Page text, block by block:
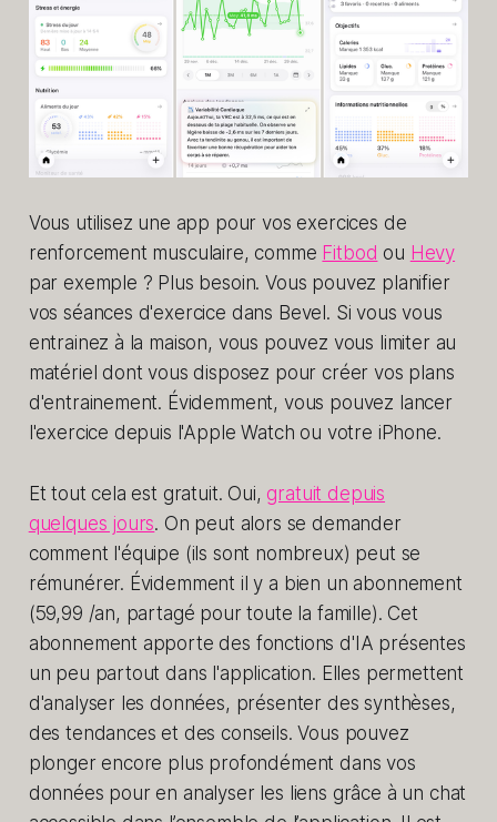
Vous utilisez une app pour vos exercices de
renforcement musculaire, comme Fitbod ou Hevy
par exemple ? Plus besoin. Vous pouvez planifier
vos séances d'exercice dans Bevel. Si vous vous
entrainez à la maison, vous pouvez vous limiter au
matériel dont vous disposez pour créer vos plans
d'entrainement. Évidemment, vous pouvez lancer
l'exercice depuis l'Apple Watch ou votre iPhone.
Et tout cela est gratuit. Oui, gratuit depuis
quelques jours. On peut alors se demander
comment l'équipe (ils sont nombreux) peut se
rémunérer. Évidemment il y a bien un abonnement
(59,99 /an, partagé pour toute la famille). Cet
abonnement apporte des fonctions d'IA présentes
un peu partout dans l'application. Elles permettent
d'analyser les données, présenter des synthèses,
des tendances et des conseils. Vous pouvez
plonger encore plus profondément dans vos
données pour en analyser les liens grâce à un chat